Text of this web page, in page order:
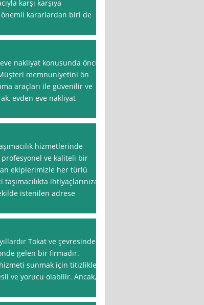
karşı karşıya
kararlardan biri de
nakliyat konusunda öncü
memnuniyetini ön
araçları ile güvenilir ve
evden eve nakliyat
hizmetlerinde
ve kaliteli bir
ekiplerimizle her türlü
ihtiyaçlarınıza
istenilen adrese
Tokat ve çevresinde
gelen bir firmadır.
sunmak için titizlikle
ve yorucu olabilir. Ancak,